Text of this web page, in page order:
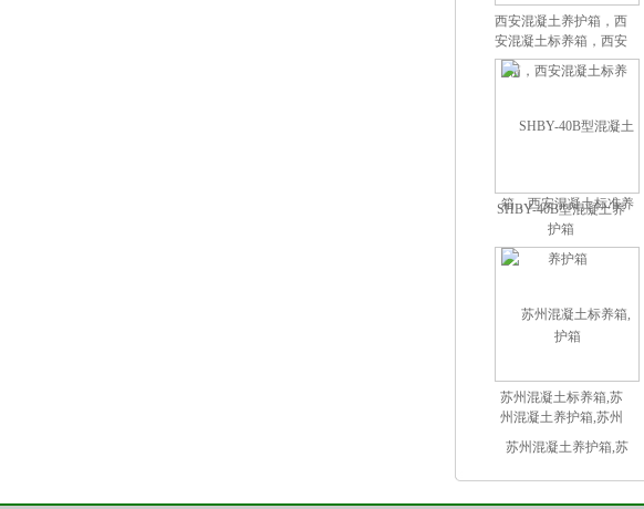
西安混凝土养护箱，西
安混凝土标养箱，西安
混凝土标准养护箱
SHBY-40B型混凝土养
护箱
苏州混凝土标养箱,苏
州混凝土养护箱,苏州
混凝土标准养护箱